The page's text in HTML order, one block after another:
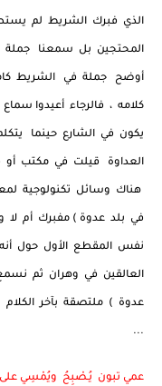
الذي فبرك الشريط لم
المحتجين بل سمعنا جملة
أوضح جملة في الشريط
كلامه ، فالرجاء أعيدوا
يكون في الشارع حينما
العداوة قيلت في مكتب
هناك وسائل تكنولوجية
في بلد عدوة ) مفبرك أم
نفس المقطع الأول حول أنه
العالقين في وهران ثم
عدوة ) ملتصقة بآخر
...
عمي تبون يُـصْبِحُ ويُمْسِي على